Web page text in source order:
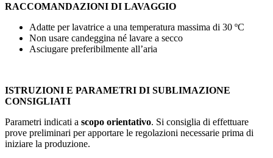
RACCOMANDAZIONI DI LAVAGGIO
Adatte per lavatrice a una temperatura massima di 30 ºC
Non usare candeggina né lavare a secco
Asciugare preferibilmente all’aria
ISTRUZIONI E PARAMETRI DI SUBLIMAZIONE
CONSIGLIATI
Parametri indicati a scopo orientativo. Si consiglia di effettuare
prove preliminari per apportare le regolazioni necessarie prima di
iniziare la produzione.